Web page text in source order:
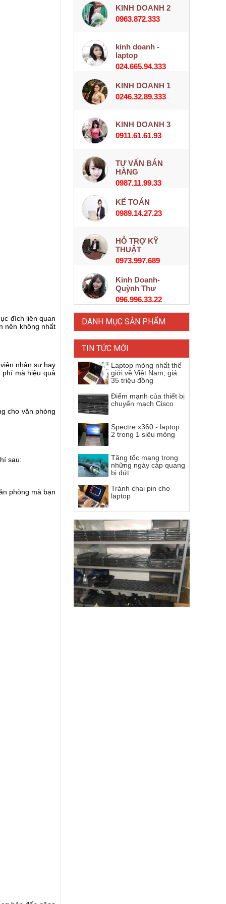
đích liên quan
nên không nhất
nhân sự hay
mà hiệu quả
cho văn phòng
sau:
phòng mà bạn
KINH DOANH 2
0963.872.333
kinh doanh -
laptop
024.665.94.333
KINH DOANH 1
0246.32.89.333
KINH DOANH 3
0911.61.61.93
TƯ VẤN BÁN
HÀNG
0987.11.99.33
KẾ TOÁN
0989.14.27.23
HỖ TRỢ KỸ
THUẬT
0973.997.689
Kinh Doanh-
Quỳnh Thư
096.996.33.22
DANH MỤC SẢN PHẨM
TIN TỨC MỚI
Laptop mỏng nhất thế
giới về Việt Nam, giá
35 triệu đồng
Điểm mạnh của thiết bị
chuyển mạch Cisco
Spectre x360 - laptop
2 trong 1 siêu mỏng
Tăng tốc mạng trong
những ngày cáp quang
bị đứt
Tránh chai pin cho
laptop